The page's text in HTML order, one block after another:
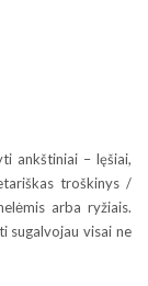
ankštiniai – lęšiai,
troškinys /
arba ryžiais.
sugalvojau visai ne